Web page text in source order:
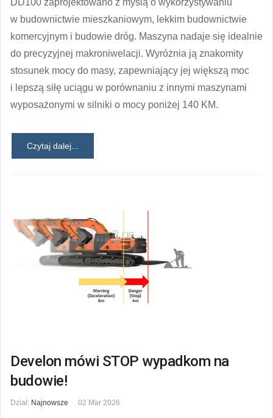
w budownictwie mieszkaniowym, lekkim budownictwie
komercyjnym i budowie dróg. Maszyna nadaje się idealnie
do precyzyjnej makroniwelacji. Wyróżnia ją znakomity
stosunek mocy do masy, zapewniający jej większą moc
i lepszą siłę uciągu w porównaniu z innymi maszynami
wyposażonymi w silniki o mocy poniżej 140 KM.
Czytaj dalej...
Develon mówi STOP wypadkom na
budowie!
Dział: Najnowsze 02 Mar 2026